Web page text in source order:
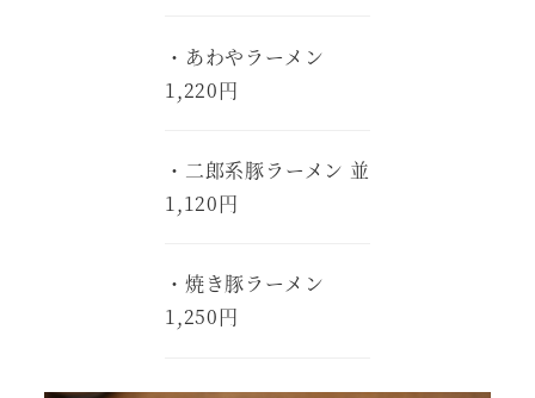
・あわやラーメン
1,220円
・二郎系豚ラーメン 並
1,120円
・焼き豚ラーメン
1,250円